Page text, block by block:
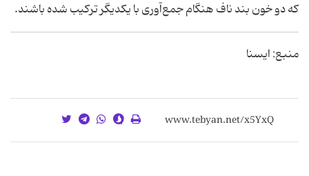
که دو خون بند ناف هنگام جمع‌آوری با یکدیگر ترکیب شده باشند.
منبع: ایسنا